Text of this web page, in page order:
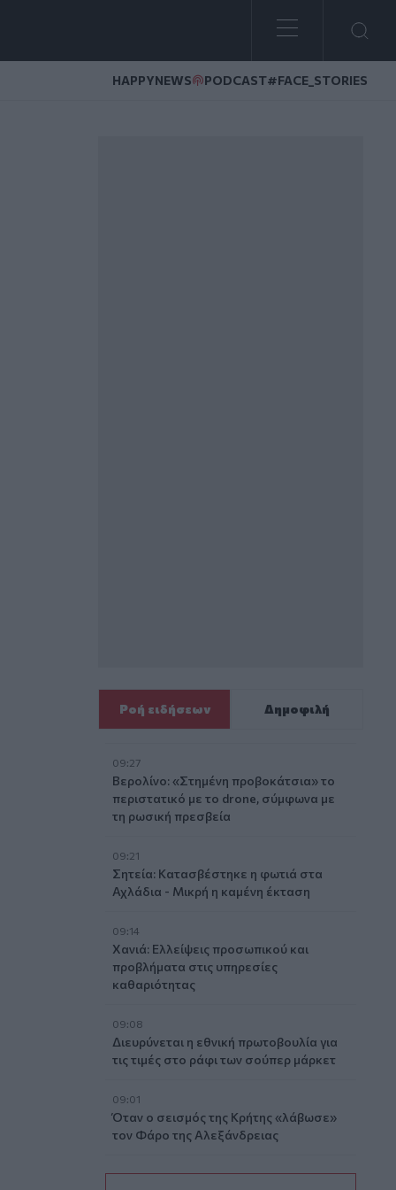
HAPPYNEWS PODCAST#FACE_STORIES
Ροή ειδήσεων Δημοφιλή
09:27
Βερολίνο: «Στημένη προβοκάτσια» το
περιστατικό με το drone, σύμφωνα με
τη ρωσική πρεσβεία
09:21
Σητεία: Κατασβέστηκε η φωτιά στα
Αχλάδια - Μικρή η καμένη έκταση
09:14
Χανιά: Ελλείψεις προσωπικού και
προβλήματα στις υπηρεσίες
καθαριότητας
09:08
Διευρύνεται η εθνική πρωτοβουλία για
τις τιμές στο ράφι των σούπερ μάρκετ
09:01
Όταν ο σεισμός της Κρήτης «λάβωσε»
τον Φάρο της Αλεξάνδρειας
08:55